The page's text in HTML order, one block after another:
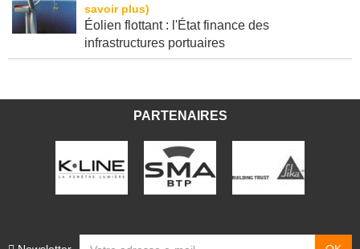
Éolien flottant : l'État finance des
infrastructures portuaires
PARTENAIRES